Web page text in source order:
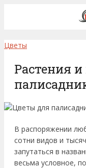
Цветы
Растения
В распоряжении
сотни видов и
запутаться в
весьма условное,